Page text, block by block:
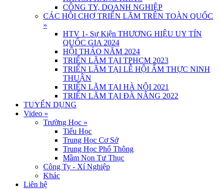
CÔNG TY, DOANH NGHIỆP
CÁC HỘI CHỢ TRIỂN LÃM TRÊN TOÀN QUỐC
»
HTV 1- Sự Kiện THƯƠNG HIỆU UY TÍN
QUỐC GIA 2024
HỘI THẢO NĂM 2024
TRIỂN LÃM TẠI TPHCM 2023
TRIỂN LÃM TẠI LỄ HỘI ẨM THỰC NINH
THUẬN
TRIỂN LÃM TẠI HÀ NỘI 2021
TRIỂN LÃM TẠI ĐÀ NẴNG 2022
TUYỂN DỤNG
Video »
Trường Học »
Tiểu Học
Trung Học Cơ Sở
Trung Học Phổ Thông
Mầm Non Tư Thục
Công Ty - Xí Nghiệp
Khác
Liên hệ